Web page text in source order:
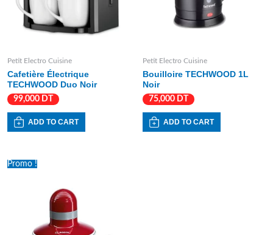
Petit Electro Cuisine
Cafetière Électrique
TECHWOOD Duo Noir
99,000 DT
ADD TO CART
Petit Electro Cuisine
Bouilloire TECHWOOD 1L
Noir
75,000 DT
ADD TO CART
Promo !